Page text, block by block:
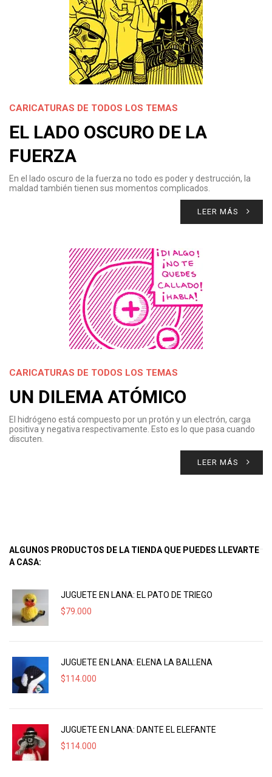
CARICATURAS DE TODOS LOS TEMAS
EL LADO OSCURO DE LA
FUERZA
En el lado oscuro de la fuerza no todo es poder y destrucción, la
maldad también tienen sus momentos complicados.
LEER MÁS
CARICATURAS DE TODOS LOS TEMAS
UN DILEMA ATÓMICO
El hidrógeno está compuesto por un protón y un electrón, carga
positiva y negativa respectivamente. Esto es lo que pasa cuando
discuten.
LEER MÁS
ALGUNOS PRODUCTOS DE LA TIENDA QUE PUEDES LLEVARTE
A CASA:
JUGUETE EN LANA: EL PATO DE TRIEGO
$79.000
JUGUETE EN LANA: ELENA LA BALLENA
$114.000
JUGUETE EN LANA: DANTE EL ELEFANTE
$114.000